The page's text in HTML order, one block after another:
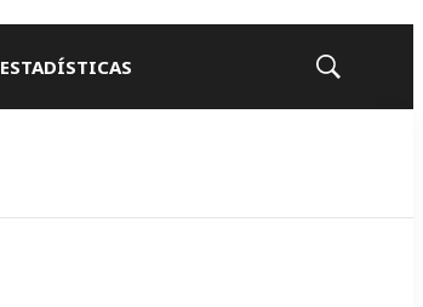
ESTADÍSTICAS
Mostrar